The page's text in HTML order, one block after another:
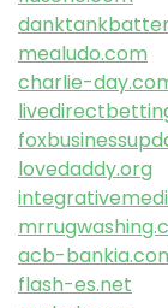
mealudo.com
charlie-
lovedaddy.org
acb-
flash-es.net